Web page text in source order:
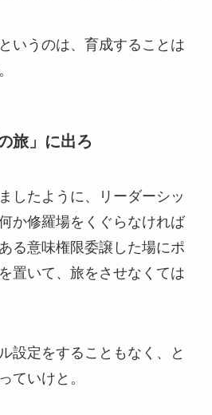
いうのは、育成することは
旅」に出ろ
したように、リーダーシッ
か修羅場をくぐらなければ
る意味権限委譲した場にポ
置いて、旅をさせなくては
設定をすることもなく、と
ていけと。